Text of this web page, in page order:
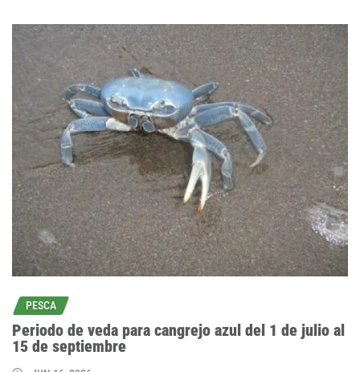
PESCA
Periodo de veda para cangrejo azul del 1 de julio al
15 de septiembre